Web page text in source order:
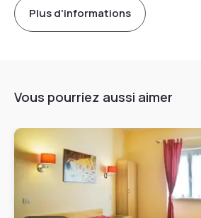
Plus d'informations
Vous pourriez aussi aimer